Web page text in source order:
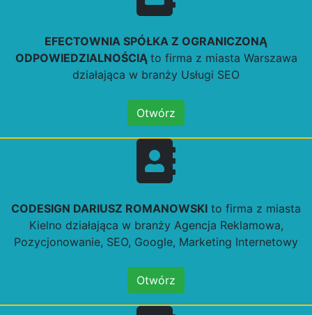
EFECTOWNIA SPÓŁKA Z OGRANICZONĄ
ODPOWIEDZIALNOŚCIĄ to firma z miasta Warszawa
działająca w branży Usługi SEO
Otwórz
CODESIGN DARIUSZ ROMANOWSKI to firma z miasta
Kielno działająca w branży Agencja Reklamowa,
Pozycjonowanie, SEO, Google, Marketing Internetowy
Otwórz